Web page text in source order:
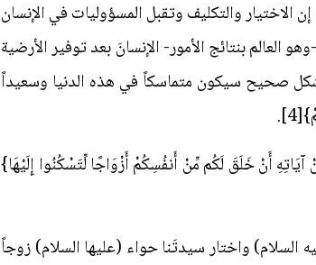
والتكليف وتقبل المسؤوليات في الإنسان
بنتائج الأمور- الإنسانَ بعد توفير الأرضية
صحيح سيكون متماسكاً في هذه الدنيا وسعيداً
أَنْ خَلَقَ لَكُم مِّنْ أَنفُسِكُمْ أَزْوَاجًا لِّتَسْكُنُوا إِلَيْهَا}
واختار سيدتَنا حواء (عليها السلام) زوجاً